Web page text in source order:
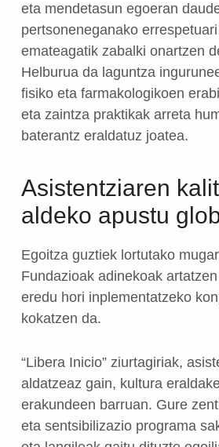
eta mendetasun egoeran
pertsoneneganako
emateagatik zabalki onartzen
Helburua da laguntza
fisiko eta farmakologikoen
eta zaintza praktikak arreta
baterantz eraldatuz joatea.
Asistentziaren
aldeko apustu
Egoitza guztiek lortutako
Fundazioak adinekoak
eredu hori inplementatzeko
kokatzen da.
“Libera Inicio” ziurtagiriak,
aldatzeaz gain, kultura
erakundeen barruan. Gure
eta sentsibilizazio programa